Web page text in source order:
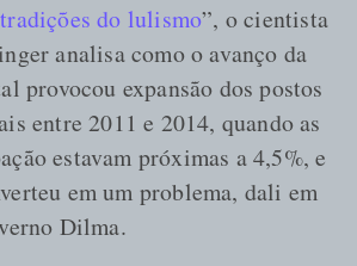
do lulismo”, o cientista
analisa como o avanço da
provocou expansão dos postos
entre 2011 e 2014, quando as
estavam próximas a 4,5%, e
em um problema, dali em
Dilma.